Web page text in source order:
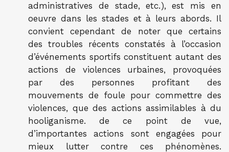
administratives de stade, etc.), est mis en
oeuvre dans les stades et à leurs abords. Il
convient cependant de noter que certains
des troubles récents constatés à l’occasion
d’événements sportifs constituent autant des
actions de violences urbaines, provoquées
par des personnes profitant des
mouvements de foule pour commettre des
violences, que des actions assimilables à du
hooliganisme. de ce point de vue,
d’importantes actions sont engagées pour
mieux lutter contre ces phénomènes.